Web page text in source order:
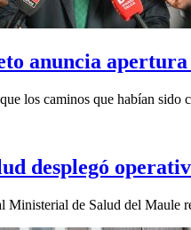
anuncia
los caminos que habían sido
desplegó
Ministerial de Salud del Maule